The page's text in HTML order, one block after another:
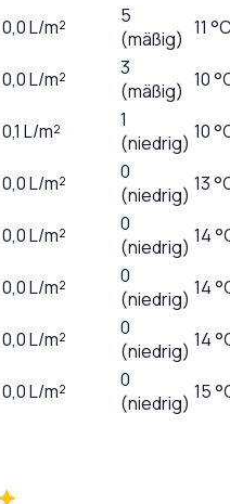
0,0L/m²
5
(mäßig) 11
0,0L/m²
3
(mäßig) 10
0,1 L/m²
1
(niedrig) 10
0,0L/m²
0
(niedrig) 13
0,0L/m²
0
(niedrig) 14
0,0L/m²
0
(niedrig) 14
0,0L/m²
0
(niedrig) 14
0,0L/m²
0
(niedrig) 15